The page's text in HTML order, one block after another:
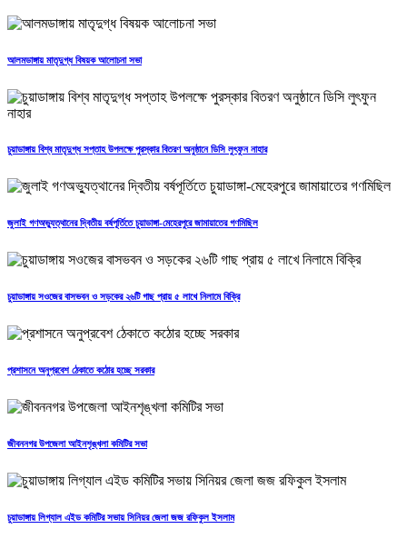
আলমডাঙ্গায় মাতৃদুগ্ধ বিষয়ক আলোচনা সভা
চুয়াডাঙ্গায় বিশ্ব মাতৃদুগ্ধ সপ্তাহ উপলক্ষে পুরস্কার বিতরণ অনুষ্ঠানে ডিসি লুৎফুন নাহার
জুলাই গণঅভ্যুত্থানের দ্বিতীয় বর্ষপূর্তিতে চুয়াডাঙ্গা-মেহেরপুরে জামায়াতের গণমিছিল
চুয়াডাঙ্গায় সওজের বাসভবন ও সড়কের ২৬টি গাছ প্রায় ৫ লাখে নিলামে বিক্রি
প্রশাসনে অনুপ্রবেশ ঠেকাতে কঠোর হচ্ছে সরকার
জীবননগর উপজেলা আইনশৃঙ্খলা কমিটির সভা
চুয়াডাঙ্গায় লিগ্যাল এইড কমিটির সভায় সিনিয়র জেলা জজ রফিকুল ইসলাম